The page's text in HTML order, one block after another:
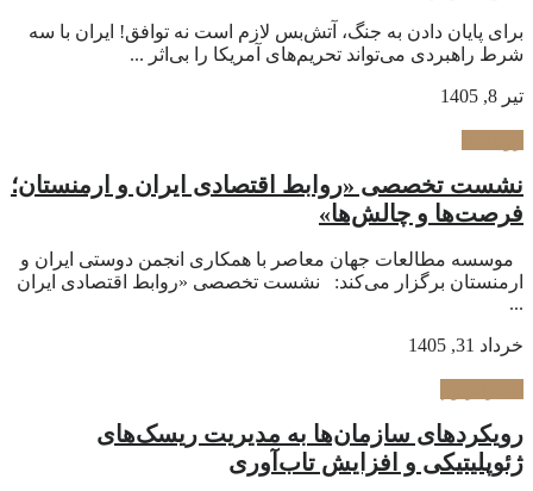
برای پایان دادن به جنگ، آتش‌بس لازم است نه توافق! ایران با سه
شرط راهبردی می‌تواند تحریم‌های آمریکا را بی‌اثر ...
تیر 8, 1405
نشست تخصصی «روابط اقتصادی ایران و ارمنستان؛
فرصت‌ها و چالش‌ها»
موسسه مطالعات جهان معاصر با همکاری انجمن دوستی ایران و
ارمنستان برگزار می‌کند: نشست تخصصی «روابط اقتصادی ایران
...
خرداد 31, 1405
رویکردهای سازمان‌ها به مدیریت ریسک‌های
ژئوپلیتیکی و افزایش تاب‌آوری